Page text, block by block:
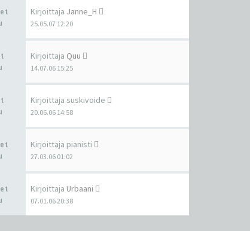
Kirjoittaja Janne_H
25.05.07 12:20
Kirjoittaja Quu
14.07.06 15:25
Kirjoittaja suskivoide
20.06.06 14:58
Kirjoittaja pianisti
27.03.06 01:02
Kirjoittaja Urbaani
07.01.06 20:38